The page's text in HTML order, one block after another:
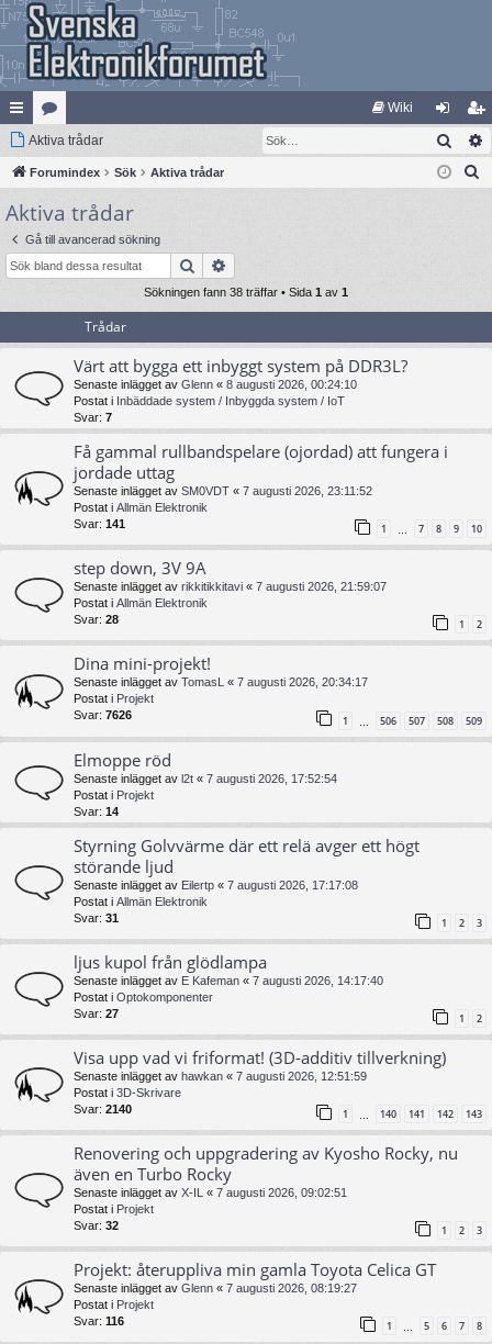
na
bb
lä
nk
ar
at
eg
ori
er
Wiki
og
ga
li
m
Aktiva trådar Sök
Forumindex Sök Aktiva trådar
Aktiva trådar
Gå till avancerad sökning
Sök
Sökningen fann 38 träffar • Sida 1 av 1
Trådar
Värt att bygga ett inbyggt system på DDR3L?
Senaste inlägget av Glenn « 8 augusti 2026, 00:24:10
Postat i Inbäddade system / Inbyggda system / IoT
Svar: 7
Få gammal rullbandspelare (ojordad) att fungera i
jordade uttag
Senaste inlägget av SM0VDT « 7 augusti 2026, 23:11:52
Postat i Allmän Elektronik
Svar: 141 1 … 7 8 9 10
step down, 3V 9A
Senaste inlägget av rikkitikkitavi « 7 augusti 2026, 21:59:07
Postat i Allmän Elektronik
Svar: 28 1 2
Dina mini-projekt!
Senaste inlägget av TomasL « 7 augusti 2026, 20:34:17
Postat i Projekt
Svar: 7626 1 506 507 508 509
Elmoppe röd
Senaste inlägget av l2t « 7 augusti 2026, 17:52:54
Postat i Projekt
Svar: 14
Styrning Golvvärme där ett relä avger ett högt
störande ljud
Senaste inlägget av Eilertp « 7 augusti 2026, 17:17:08
Postat i Allmän Elektronik
Svar: 31 1 2 3
ljus kupol från glödlampa
Senaste inlägget av E Kafeman « 7 augusti 2026, 14:17:40
Postat i Optokomponenter
Svar: 27 1 2
Visa upp vad vi friformat! (3D-additiv tillverkning)
Senaste inlägget av hawkan « 7 augusti 2026, 12:51:59
Postat i 3D-Skrivare
Svar: 2140 1 140 141 142 143
Renovering och uppgradering av Kyosho Rocky, nu
även en Turbo Rocky
Senaste inlägget av X-IL « 7 augusti 2026, 09:02:51
Postat i Projekt
Svar: 32 1 2 3
Projekt: återuppliva min gamla Toyota Celica GT
Senaste inlägget av Glenn « 7 augusti 2026, 08:19:27
Postat i Projekt
Svar: 116 1 … 5 6 7 8